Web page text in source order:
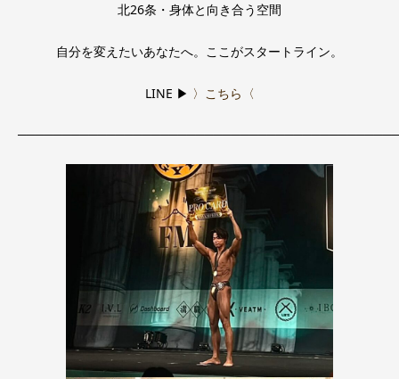
北26条・身体と向き合う空間
自分を変えたいあなたへ。ここがスタートライン。
LINE ▶ 〉こちら〈